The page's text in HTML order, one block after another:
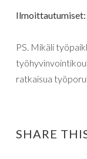
Ilmoittautumiset:
PS. Mikäli
ratkaisua
SHARE